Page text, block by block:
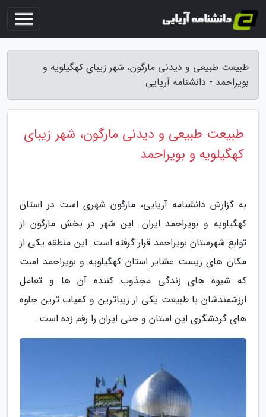
طبیعت طبیعی و دیدنی مارگون، شهر زیبای کهگیلویه و
بویراحمد - دانشنامه آریایی
طبیعت طبیعی و دیدنی مارگون، شهر زیبای
کهگیلویه و بویراحمد
به گزارش دانشنامه آریایی، مارگون شهری است در استان
کهگیلویه و بویراحمد ایران. این شهر در بخش مارگون از
توابع شهرستان بویراحمد قرار گرفته است. این منطقه یکی از
مکان های زیست عشایر استان کهگیلویه و بویراحمد است
که شیوه های زندگی مجذوب کننده آن ها و تعامل
ارزشمندشان با طبیعت یکی از زیباترین و کمیاب ترین جلوه
های گردشگری این استان و حتی ایران را رقم زده است.